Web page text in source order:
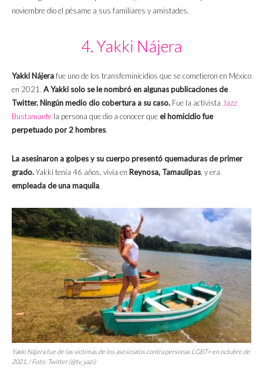
noviembre dio el pésame a sus familiares y amistades.
4. Yakki Nájera
Yakki Nájerafue uno de los transfeminicidios que se cometieron en México
en 2021. A Yakki solo se le nombró en algunas publicaciones de
Twitter. Ningún medio dio cobertura a su caso. Fue la activista Jazz
Bustamante la persona que dio a conocer queel homicidio fue
perpetuado por 2 hombres.
La asesinaron a golpes y su cuerpo presentó quemaduras de primer
grado.Yakki tenía 46 años, vivía en Reynosa, Tamaulipas , y era
empleada de una maquila.
Yakki Nájera fue de las víctimas de los asesinatos contra personas LGBT+ en octubre de
2021. / Foto: Twitter (@tv_yazi)